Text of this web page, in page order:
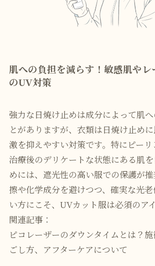
肌への負担を減らす！敏感肌やレ
のUV対策
強力な日焼け止めは成分によって肌
とがありますが、衣類は日焼け止め
激を抑えやすい対策です。特にピー
治療後のデリケートな状態にある肌
めには、遮光性の高い服での保護が
擦や化学成分を避けつつ、確実な光
い方にこそ、UVカット服は必須のアイ
関連記事：
ピコレーザーのダウンタイムとは？
ごし方、アフターケアについて